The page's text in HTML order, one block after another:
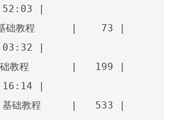
|
础教程      |    73 |
|
础教程       |   199 |
|
础教程     |   533 |